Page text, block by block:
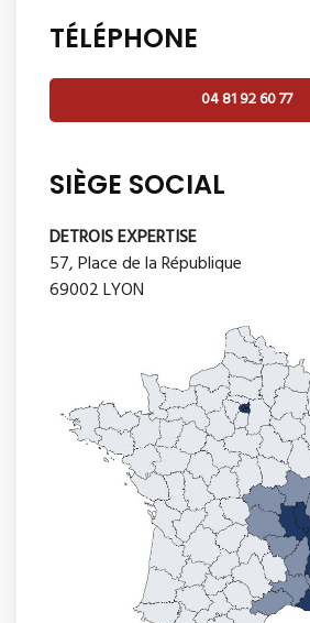
TÉLÉPHONE
04 81 92 60 77
SIÈGE SOCIAL
DETROIS EXPERTISE
57, Place de la République
69002 LYON